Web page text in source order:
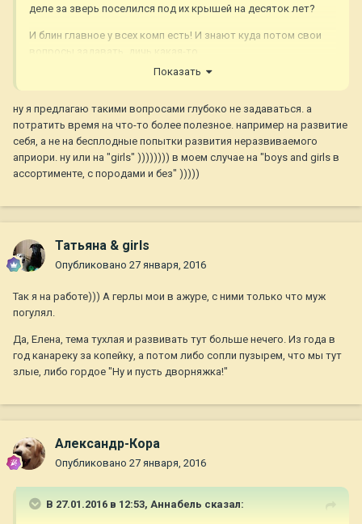
деле за зверь поселился под их крышей на десяток лет?
И блин главное у всех комп есть! И знают куда потом свои
Показать
ну я предлагаю такими вопросами глубоко не задаваться. а
потратить время на что-то более полезное. например на развитие
себя, а не на бесплодные попытки развития неразвиваемого
априори. ну или на "girls" )))))))) в моем случае на "boys and girls в
ассортименте, с породами и без" )))))
Татьяна & girls
Опубликовано 27 января, 2016
Так я на работе))) А герлы мои в ажуре, с ними только что муж
погулял.
Да, Елена, тема тухлая и развивать тут больше нечего. Из года в
год канареку за копейку, а потом либо сопли пузырем, что мы тут
злые, либо гордое "Ну и пусть дворняжка!"
Александр-Кора
Опубликовано 27 января, 2016
В 27.01.2016 в 12:53, Aннaбель сказал: